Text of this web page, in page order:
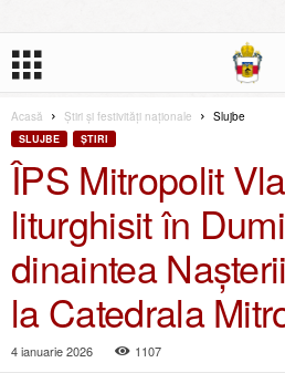
Acasă Știri și festivități naționale Slujbe
SLUJBE ŞTIRI
ÎPS Mitropolit
liturghisit în
dinaintea
la Catedrala
4 ianuarie 2026 1107